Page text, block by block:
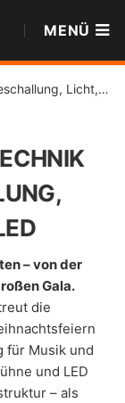
MENÜ
Licht, Bühne & LED
– von der
Gala.
die
für Musik und
und LED
– als